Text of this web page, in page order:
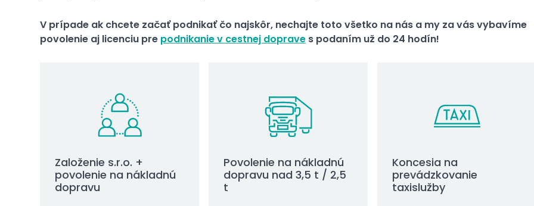
V prípade ak chcete začať podnikať čo najskôr, nechajte toto všetko na nás a my za vás vybavíme
povolenie aj licenciu pre podnikanie v cestnej doprave s podaním už do 24 hodín!
Založenie s.r.o. +
povolenie na nákladnú
dopravu
Povolenie na nákladnú
dopravu nad 3,5 t / 2,5
t
Koncesia na
prevádzkovanie
taxislužby